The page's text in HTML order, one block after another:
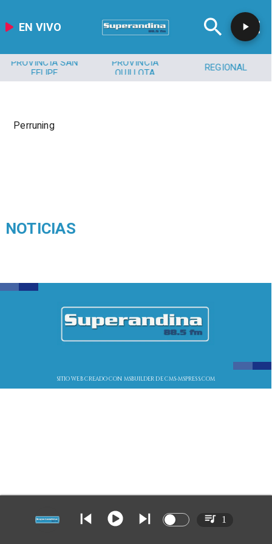
EN VIVO
PROVINCIA SAN
FELIPE
PROVINCIA
QUILLOTA
REGIONAL
Perruning
NOTICIAS
SITIO WEB CREADO CON MSBUILDER DE CMS-MSPRESS.COM
1